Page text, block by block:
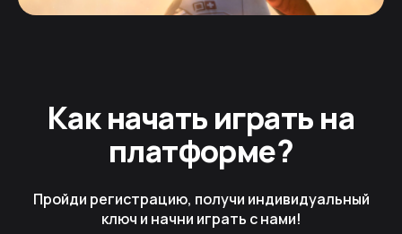
Как начать играть на
платформе?
Пройди регистрацию, получи индивидуальный
ключ и начни играть с нами!